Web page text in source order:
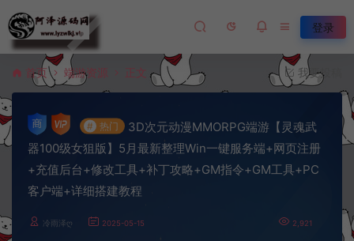
登录
首页 端游资源 正文 我要投稿
# 热门
3D次元动漫MMORPG端游【灵魂武
器100级女狙版】5月最新整理Win一键服务端+网页注册
+充值后台+修改工具+补丁攻略+GM指令+GM工具+PC
客户端+详细搭建教程
冷雨泽ღ 2025-05-15 2,921